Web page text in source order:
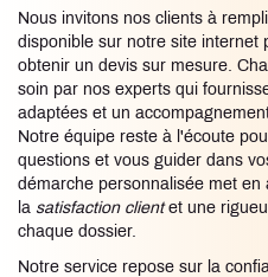
Nous invitons nos clients à
disponible sur notre site internet
obtenir un devis sur mesure.
soin par nos experts qui
adaptées et un
Notre équipe reste à l'écoute
questions et vous guider dans
démarche personnalisée met
la satisfaction clientet une
chaque dossier.
Notre service repose sur la